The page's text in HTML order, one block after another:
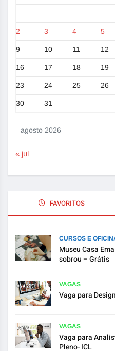
agosto 2026
2 3 4 5
9 10 11 12
16 17 18 19
23 24 25 26
30 31
« jul
FAVORITOS
CURSOS E
Museu Casa
sobrou – Grátis
VAGAS
Vaga para
VAGAS
Vaga para
Pleno- ICL